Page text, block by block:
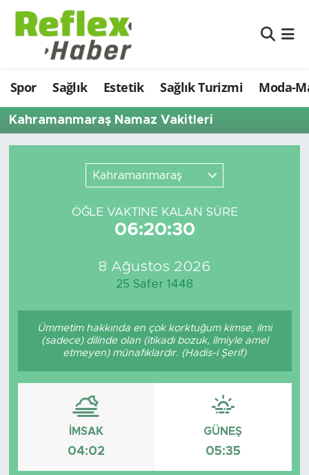
Spor Sağlık Estetik Sağlık Turizmi Moda-
Kahramanmaraş Namaz Vakitleri
Kahramanmaraş
ÖĞLE VAKTİNE KALAN SÜRE
06:20:30
8 Ağustos 2026
25 Safer 1448
Ümmetim hakkında en çok korktuğum kimse, ilmi
(sadece) dilinde olan (itikadı bozuk, ilmiyle amel
etmeyen) münafıklardır. (Hadis-i Şerif)
İMSAK
04:02
GÜNEŞ
05:35
Eğitim
Estetik
Firmalardan
Moda-Magazin-Eğlence
Sanat
Spor
Teknoloji
Nöbetçi Eczaneler
Hava Durumu
Namaz Vakitleri
Tüm Manşetler
Son Dakika Haberleri